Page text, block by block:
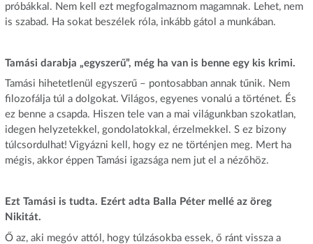
próbákkal. Nem kell ezt megfogalmaznom magamnak. Lehet, nem
is szabad. Ha sokat beszélek róla, inkább gátol a munkában.
Tamási darabja „egyszerű”, még ha van is benne egy kis krimi.
Tamási hihetetlenül egyszerű – pontosabban annak tűnik. Nem
filozofálja túl a dolgokat. Világos, egyenes vonalú a történet. És
ez benne a csapda. Hiszen tele van a mai világunkban szokatlan,
idegen helyzetekkel, gondolatokkal, érzelmekkel. S ez bizony
túlcsordulhat! Vigyázni kell, hogy ez ne történjen meg. Mert ha
mégis, akkor éppen Tamási igazsága nem jut el a nézőhöz.
Ezt Tamási is tudta. Ezért adta Balla Péter mellé az öreg
Nikitát.
Ő az, aki megóv attól, hogy túlzásokba essek, ő ránt vissza a